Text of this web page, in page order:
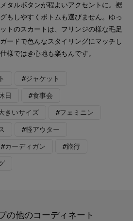
タルボタンが程よいアクセントに。裾
もしやすくボトムも選びません。ゆっ
トのスカートは、フリンジの様な毛足
ードで色んなスタイリングにマッチし
様ではき心地も楽ちんです。
#ジャケット
日 #食事会
きいサイズ #フェミニン
#軽アウター
#カーディガン #旅行
の他のコーディネート